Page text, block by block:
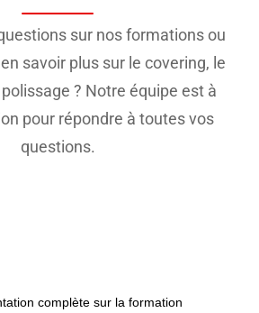
sur nos formations ou
savoir plus sur le covering, le
? Notre équipe est à
pour répondre à toutes vos
questions.
complète sur la formation